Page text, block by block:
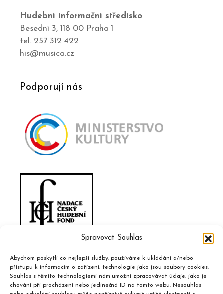
Spravovat Souhlas
Abychom poskytli co nejlepší služby, používáme k ukládání a/nebo
přístupu k informacím o zařízení, technologie jako jsou soubory cookies.
Souhlas s těmito technologiemi nám umožní zpracovávat údaje, jako je
chování při procházení nebo jedinečná ID na tomto webu. Nesouhlas
Hudební informační středisko
Besední 3, 118 00 Praha 1
tel. 257 312 422
his@musica.cz
Podporují nás